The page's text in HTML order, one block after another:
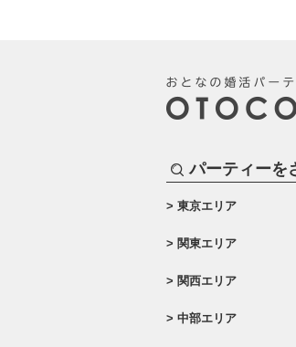
パーティーを
東京エリア
関東エリア
関西エリア
中部エリア